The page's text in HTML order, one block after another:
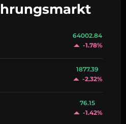
64002.84
-1.78%
1877.39
-2.32%
76.15
-1.42%